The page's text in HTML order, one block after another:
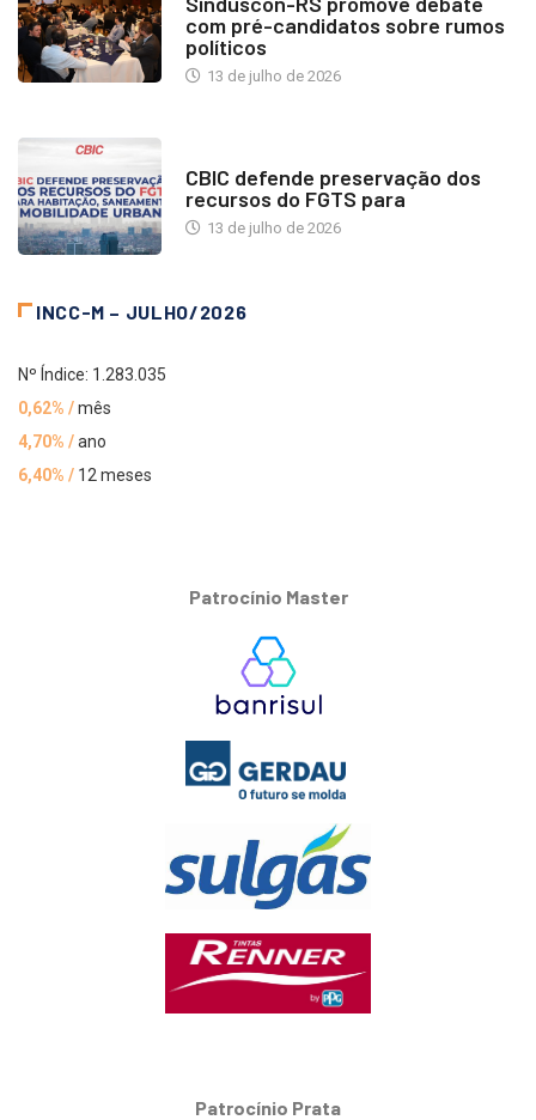
com pré-candidatos sobre rumos
políticos
13 de julho de 2026
CBIC defende preservação dos
recursos do FGTS para
13 de julho de 2026
INCC-M – JULHO/2026
Nº Índice: 1.283.035
0,62% /mês
4,70% /ano
6,40% / 12 meses
Patrocínio Master
Patrocínio Prata